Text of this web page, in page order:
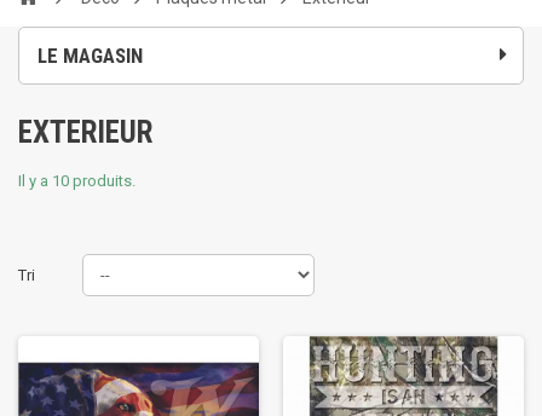
LE MAGASIN
EXTERIEUR
Il y a 10 produits.
Tri